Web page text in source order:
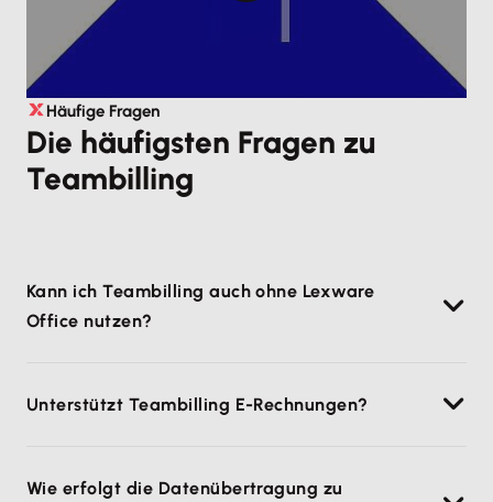
Häufige Fragen
Die häufigsten Fragen zu
Teambilling
Kann ich Teambilling auch ohne Lexware
Office nutzen?
doch mit Lexware Office erhältst du eine integrierte
Unterstützt Teambilling E-Rechnungen?
ermöglicht aber die nahtlose Übergabe von
Wie erfolgt die Datenübertragung zu